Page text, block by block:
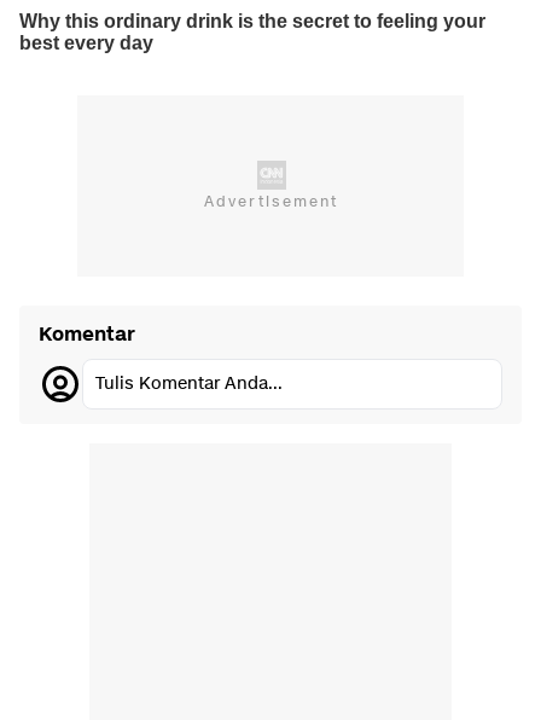
Komentar
Tulis Komentar Anda...